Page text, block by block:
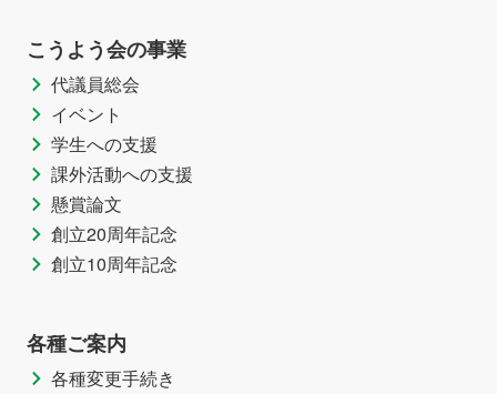
こうよう会の事業
代議員総会
イベント
学生への支援
課外活動への支援
懸賞論文
創立20周年記念
創立10周年記念
各種ご案内
各種変更手続き